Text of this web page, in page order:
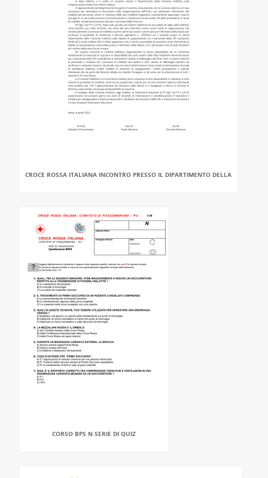
CROCE ROSSA ITALIANA INCONTRO PRESSO IL DIPARTIMENTO DELLA
CORSO BPS N SERIE DI QUIZ